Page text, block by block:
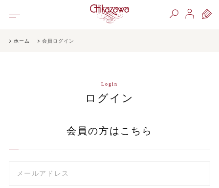
ホーム 会員ログイン
Login
ログイン
会員の方はこちら